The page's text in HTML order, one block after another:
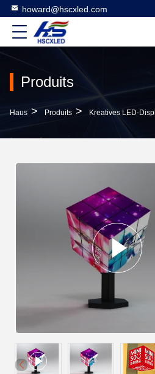
howard@hscxled.com
Produits
Haus > Produits > Kreatives LED-